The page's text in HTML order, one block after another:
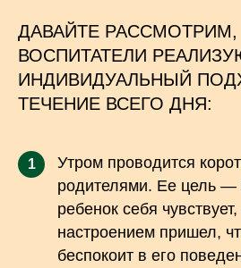
ДАВАЙТЕ РАССМОТРИМ,
ВОСПИТАТЕЛИ
ИНДИВИДУАЛЬНЫЙ
ТЕЧЕНИЕ ВСЕГО ДНЯ:
1
Утром проводится
родителями. Ее цель —
ребенок себя
настроением пришел,
беспокоит в его